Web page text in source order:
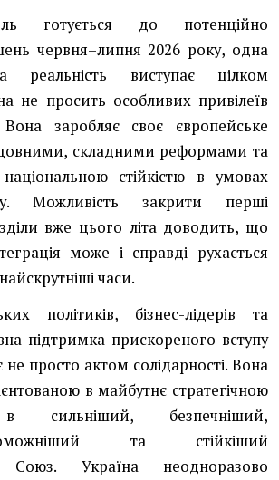
готується до потенційно
червня–липня 2026 року, одна
реальність виступає цілком
не просить особливих привілеїв
заробляє своє європейське
складними реформами та
стійкістю в умовах
Можливість закрити перші
вже цього літа доводить, що
може і справді рухається
часи.
політиків, бізнес-лідерів та
підтримка прискореного вступу
просто актом солідарності. Вона
в майбутнє стратегічною
в сильніший, безпечніший,
та стійкіший
Союз. Україна неодноразово